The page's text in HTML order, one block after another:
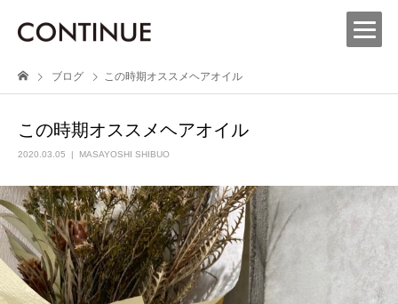
ブログ この時期オススメヘアオイル
この時期オススメヘアオイル
2020.03.05 MASAYOSHI SHIBUO